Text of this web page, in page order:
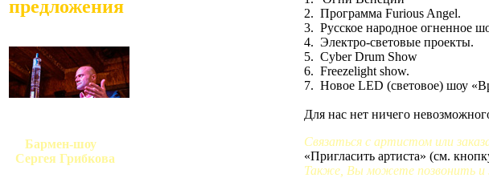
предложения
Бармен-шоу
Сергея Грибкова
2. Программа Furious Angel.
3. Русское народное огненное
4. Электро-световые проекты.
5. Cyber Drum Show
6. Freezelight show.
7. Новое LED (световое) шоу
Для нас нет ничего
Связаться с артистом или
«Пригласить артиста» (см.
Также, Вы можете позвонить и